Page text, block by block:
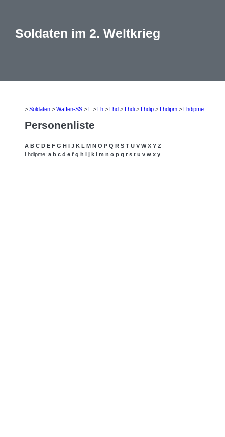
Soldaten im 2. Weltkrieg
> Soldaten > Waffen-SS > L > Lh > Lhd > Lhdi > Lhdip > Lhdipm > Lhdipme
Personenliste
A B C D E F G H I J K L M N O P Q R S T U V W X Y Z
Lhdipme: a b c d e f g h i j k l m n o p q r s t u v w x y